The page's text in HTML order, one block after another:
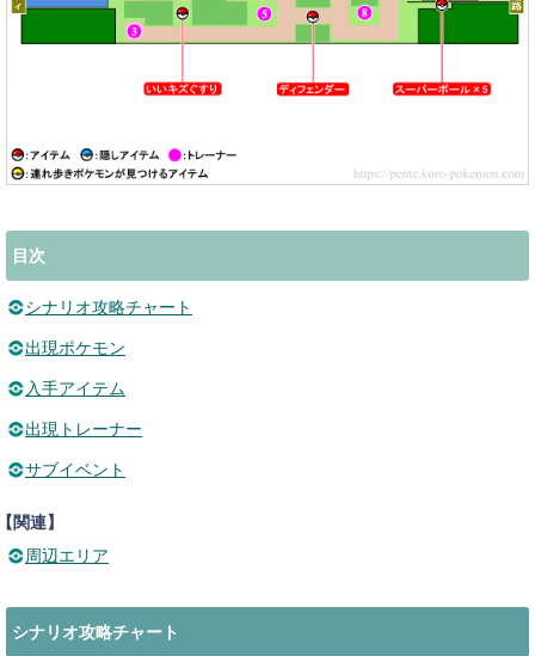
目次
シナリオ攻略チャート
出現ポケモン
入手アイテム
出現トレーナー
サブイベント
関連】
周辺エリア
シナリオ攻略チャート